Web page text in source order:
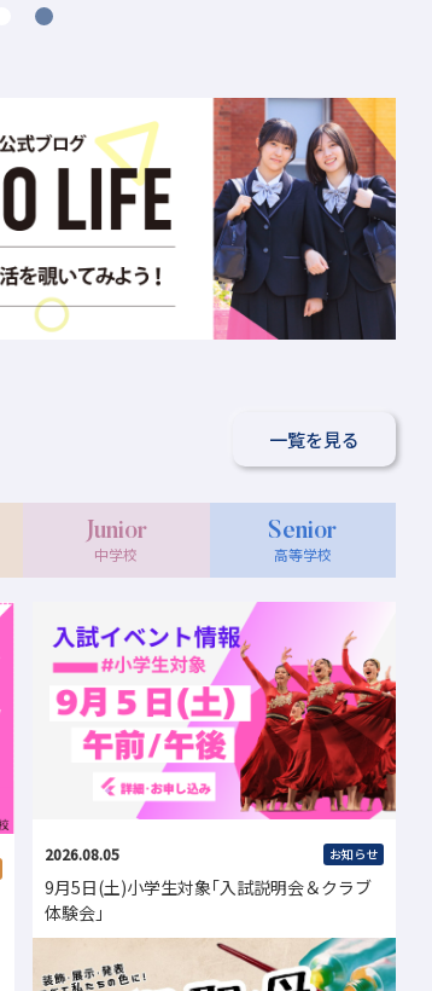
一覧を見る
Junior
中学校
Senior
高等学校
2026.08.05 お知らせ
9月5日(土)小学生対象｢入試説明会＆クラブ
体験会｣